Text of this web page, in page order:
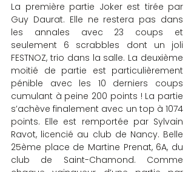
La première partie Joker est tirée par
Guy Daurat. Elle ne restera pas dans
les annales avec 23 coups et
seulement 6 scrabbles dont un joli
FESTNOZ, trio dans la salle. La deuxième
moitié de partie est particulièrement
pénible avec les 10 derniers coups
cumulant à peine 200 points ! La partie
s’achève finalement avec un top à 1074
points. Elle est remportée par Sylvain
Ravot, licencié au club de Nancy. Belle
25ème place de Martine Prenat, 6A, du
club de Saint-Chamond. Comme